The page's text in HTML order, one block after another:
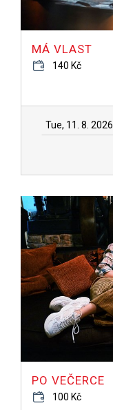
MÁ VLAST
140 Kč
Tue, 11. 8. 2026
PO VEČERCE
100 Kč